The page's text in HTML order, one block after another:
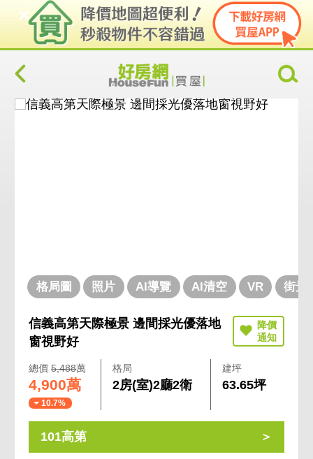
格局圖 照片 AI導覽 AI清空 VR 街景
信義高第天際極景 邊間採光優落地
窗視野好
總價5,488萬
4,900萬
10.7%
格局
2房(室)2廳2衛
建坪
63.65坪
101高第